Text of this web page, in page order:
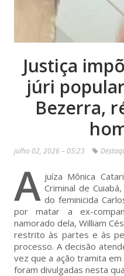
Justiça
júri
Bezerra,
julho 02, 2026 – 05:23
A juíza Mônica
Criminal de
do feminicida
por matar a ex-
namorado dela, William
restrito às partes e às
processo. A decisão
vez que a ação tramita
foram divulgadas nesta